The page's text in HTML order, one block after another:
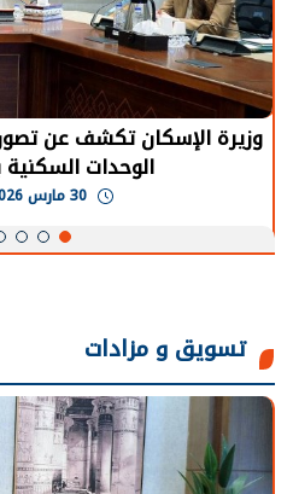
الرئيس السيسي: توقف
يحتاج إلى سنوات لعودة
تسويق و مزادات